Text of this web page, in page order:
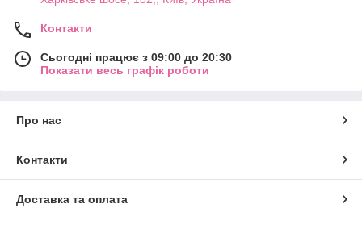
Контакти
Сьогодні працює з 09:00 до 20:30
Показати весь графік роботи
Про нас
Контакти
Доставка та оплата